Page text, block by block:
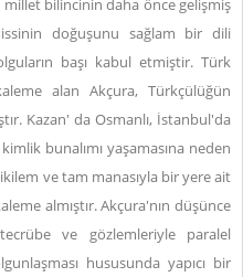
bilincinin daha önce gelişmiş
doğuşunu sağlam bir dili
başı kabul etmiştir. Türk
alan Akçura, Türkçülüğün
Kazan' da Osmanlı, İstanbul'da
bunalımı yaşamasına neden
ve tam manasıyla bir yere ait
almıştır. Akçura'nın düşünce
ve gözlemleriyle paralel
hususunda yapıcı bir